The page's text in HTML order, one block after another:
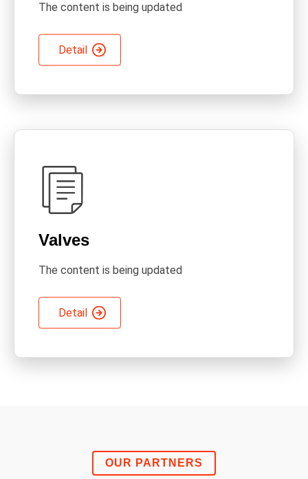
The content is being updated
Detail
Valves
The content is being updated
Detail
OUR PARTNERS